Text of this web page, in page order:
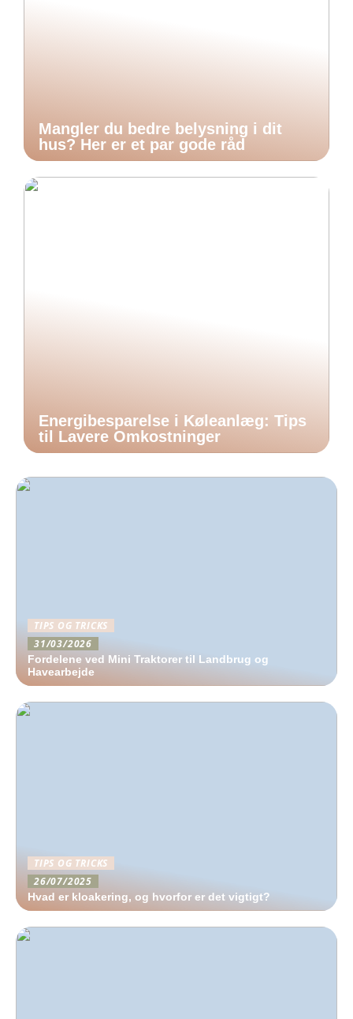
Mangler du bedre belysning i dit
hus? Her er et par gode råd
Energibesparelse i Køleanlæg: Tips
til Lavere Omkostninger
TIPS OG TRICKS
31/03/2026
Fordelene ved Mini Traktorer til Landbrug og
Havearbejde
TIPS OG TRICKS
26/07/2025
Hvad er kloakering, og hvorfor er det vigtigt?